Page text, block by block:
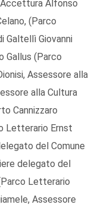
Alfonso
(Parco
Galtellì Giovanni
Gallus (Parco
Assessore alla
alla Cultura
Cannizzaro
Letterario Ernst
del Comune
delegato del
Letterario
Assessore